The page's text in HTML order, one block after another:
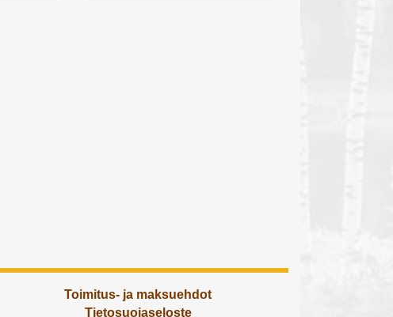
Toimitus- ja maksuehdot
Tietosuojaseloste